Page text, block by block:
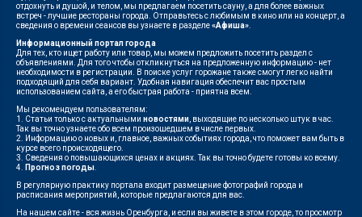
отдохнуть и душой, и телом, мы предлагаем посетить сауну, а для более важных
встреч - лучшие рестораны города. Отправьтесь с любимым в кино или на концерт, а
сведения о времени сеансов вы узнаете в разделе«Афиша»
Информационный портал города
Для тех, кто ищет работу или товар, мы можем предложить посетить раздел с
объявлениями. Для того чтобы откликнуться на предложенную информацию - нет
необходимости в регистрации. В поиске услуг горожане также смогут легко найти
подходящий для себя вариант. Удобная навигация обеспечит вас простым
использованием сайта, а его быстрая работа - приятна всем.
Мы рекомендуем пользователям:
1. Статьи только с актуальными новостями , выходящие по несколько штук в час.
Так вы точно узнаете обо всем произошедшем в числе первых.
2. Информацию о новых и, главное, важных событиях города, что поможет вам быть в
курсе всего происходящего.
3. Сведения о повышающихся ценах и акциях. Так вы точно будете готовы ко всему.
4.
Прогноз погоды
В регулярную практику портала входит размещение фотографий города и
расписания мероприятий, которые предлагаются для вас.
На нашем сайте - вся жизнь Оренбурга, и если вы живете в этом городе, то просмотр